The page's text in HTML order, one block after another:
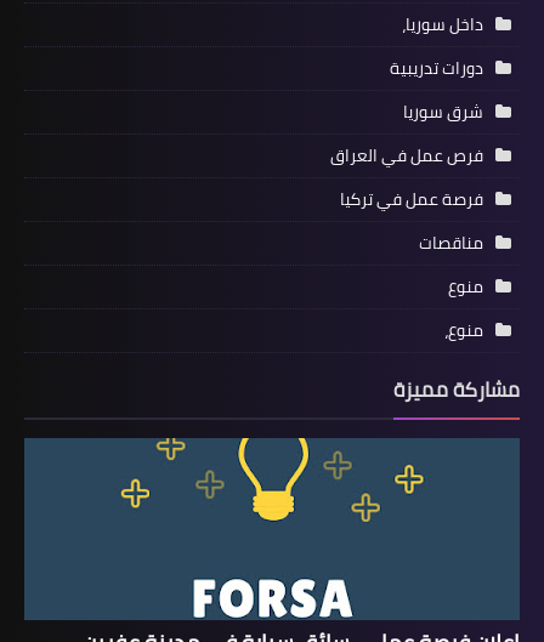
داخل سوريا،
دورات تدريبية
شرق سوريا
فرص عمل في العراق
فرصة عمل في تركيا
مناقصات
منوع
منوع،
مشاركة مميزة